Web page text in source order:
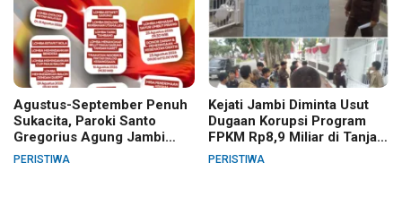
Agustus-September Penuh
Sukacita, Paroki Santo
Gregorius Agung Jambi
Gelar Berbagai Kegiatan
PERISTIWA
Kejati Jambi Diminta Usut
Dugaan Korupsi Program
FPKM Rp8,9 Miliar di Tanjab
Barat
PERISTIWA